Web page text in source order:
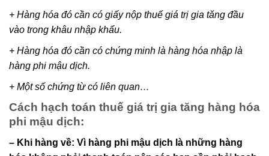
+ Hàng hóa đó cần có giấy nộp thuế giá trị gia tăng đầu
vào trong khâu nhập khẩu.
+ Hàng hóa đó cần có chứng minh là hàng hóa nhập là
hàng phi mậu dịch.
+ Một số chứng từ có liên quan…
Cách hạch toán thuế giá trị gia tăng hàng hóa
phi mậu dịch:
– Khi hàng về: Vì hàng phi mậu dịch là những hàng